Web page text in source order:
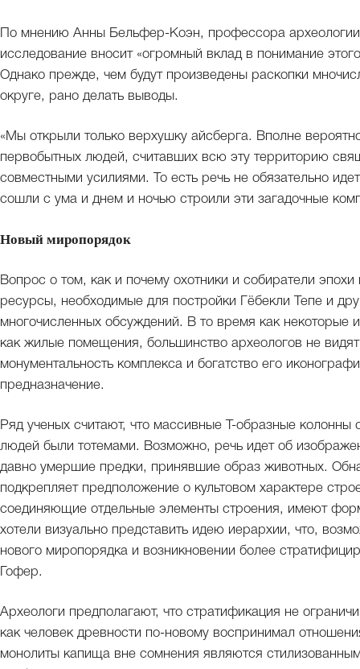
По мнению Анны Бельфер-Коэн, профессора
исследование вносит «огромный вклад в понимание
Однако прежде, чем будут произведены раскопки
округе, рано делать выводы.
«Мы открыли только верхушку айсберга. Вполне
первобытных людей, считавших всю эту территорию
совместными усилиями. То есть речь не обязательно
сошли с ума и днем и ночью строили эти загадочные
Новый миропорядок
Вопрос о том, как и почему охотники и собиратели
ресурсы, необходимые для постройки Гёбекли Тепе и
многочисленных обсуждений. В то время как некоторые
как жилые помещения, большинство археологов не видят
монументальность комплекса и богатство его
предназначение.
Ряд ученых считают, что массивные Т-образные
людей были тотемами. Возможно, речь идет об
давно умершие предки, принявшие образ животных.
подкрепляет предположение о культовом характере
соединяющие отдельные элементы строения, имеют
хотели визуально представить идею иерархии, что,
нового миропорядка и возникновении более
Гофер.
Археологи предполагают, что стратификация не
как человек древности по-новому воспринимал
монолиты капища вне сомнения являются